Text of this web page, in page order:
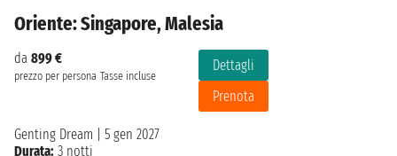
Oriente: Singapore, Malesia
da 899 €
prezzo per persona Tasse incluse
Dettagli
Prenota
Genting Dream
5 gen 2027
Durata: 3 notti